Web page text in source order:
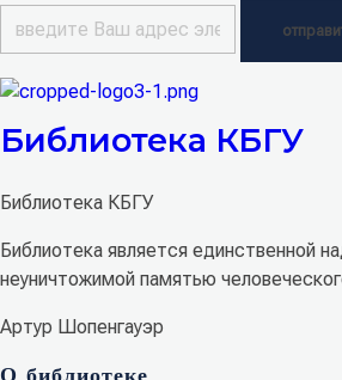
Библиотека КБГУ
Библиотека КБГУ
Библиотека является единственной
неуничтожимой памятью
Артур Шопенгауэр